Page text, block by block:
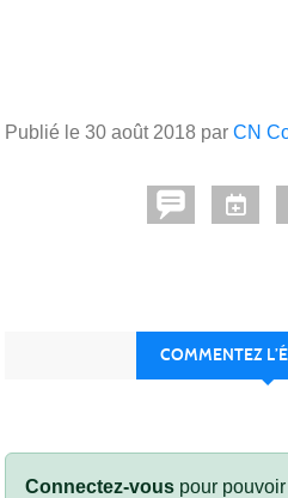
Publié le 30 août 2018 par CN
COMMENTEZ
Connectez-vous pour